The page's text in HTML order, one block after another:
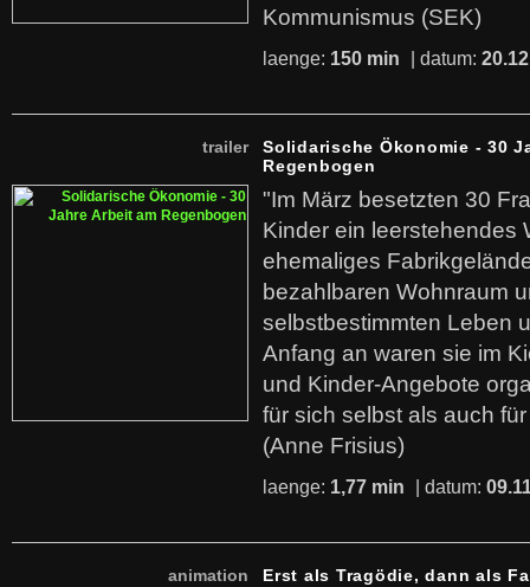
Kommunismus (SEK)
laenge: 150 min | datum:
trailer
Solidarische Ökonomie - 30
Regenbogen
"Im März besetzten 30
Kinder ein leerstehendes
ehemaliges
bezahlbaren Wohnraum
selbstbestimmten Leben
Anfang an waren sie im
und Kinder-Angebote
für sich selbst als auch
(Anne Frisius)
laenge: 1,77 min | datum:
animation Erst als Tragödie, dann als